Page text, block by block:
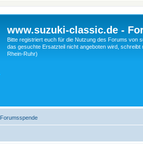
www.suzuki-classic.de -
Bitte registriert euch für die Nutzung des Forums von
das gesuchte Ersatzteil nicht angeboten wird,
Rhein-Ruhr)
Forumsspende